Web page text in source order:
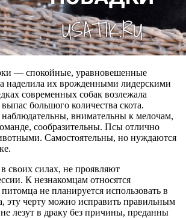
— спокойные, уравновешенные
наделила их врожденными лидерскими
современных собак возлежала
выпас большого количества скота.
внимательны к мелочам,
сообразительны. Псы отлично
Самостоятельны, но нуждаются
своих силах, не проявляют
К незнакомцам относятся
не планируется использовать в
эту черту можно исправить правильным
лезут в драку без причины, преданны